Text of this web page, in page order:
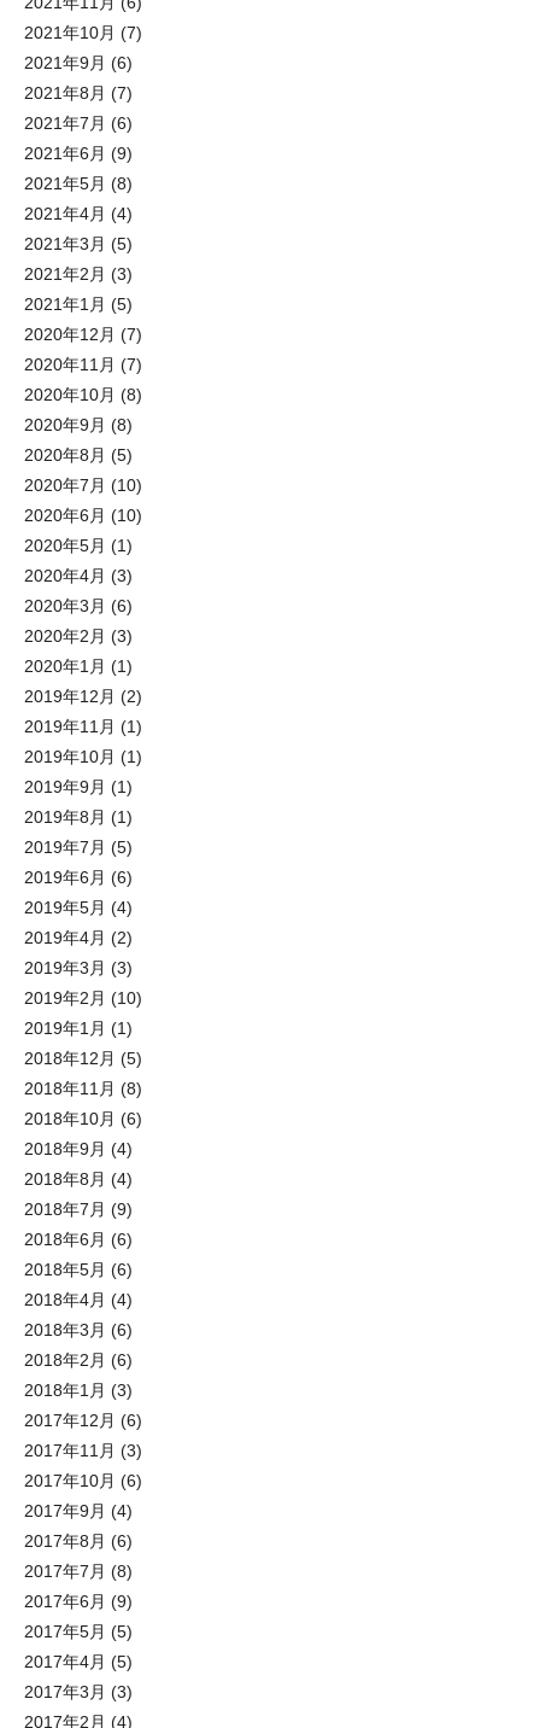
2021年10月 (7)
2021年9月 (6)
2021年8月 (7)
2021年7月 (6)
2021年6月 (9)
2021年5月 (8)
2021年4月 (4)
2021年3月 (5)
2021年2月 (3)
2021年1月 (5)
2020年12月 (7)
2020年11月 (7)
2020年10月 (8)
2020年9月 (8)
2020年8月 (5)
2020年7月 (10)
2020年6月 (10)
2020年5月 (1)
2020年4月 (3)
2020年3月 (6)
2020年2月 (3)
2020年1月 (1)
2019年12月 (2)
2019年11月 (1)
2019年10月 (1)
2019年9月 (1)
2019年8月 (1)
2019年7月 (5)
2019年6月 (6)
2019年5月 (4)
2019年4月 (2)
2019年3月 (3)
2019年2月 (10)
2019年1月 (1)
2018年12月 (5)
2018年11月 (8)
2018年10月 (6)
2018年9月 (4)
2018年8月 (4)
2018年7月 (9)
2018年6月 (6)
2018年5月 (6)
2018年4月 (4)
2018年3月 (6)
2018年2月 (6)
2018年1月 (3)
2017年12月 (6)
2017年11月 (3)
2017年10月 (6)
2017年9月 (4)
2017年8月 (6)
2017年7月 (8)
2017年6月 (9)
2017年5月 (5)
2017年4月 (5)
2017年3月 (3)
2017年2月 (4)